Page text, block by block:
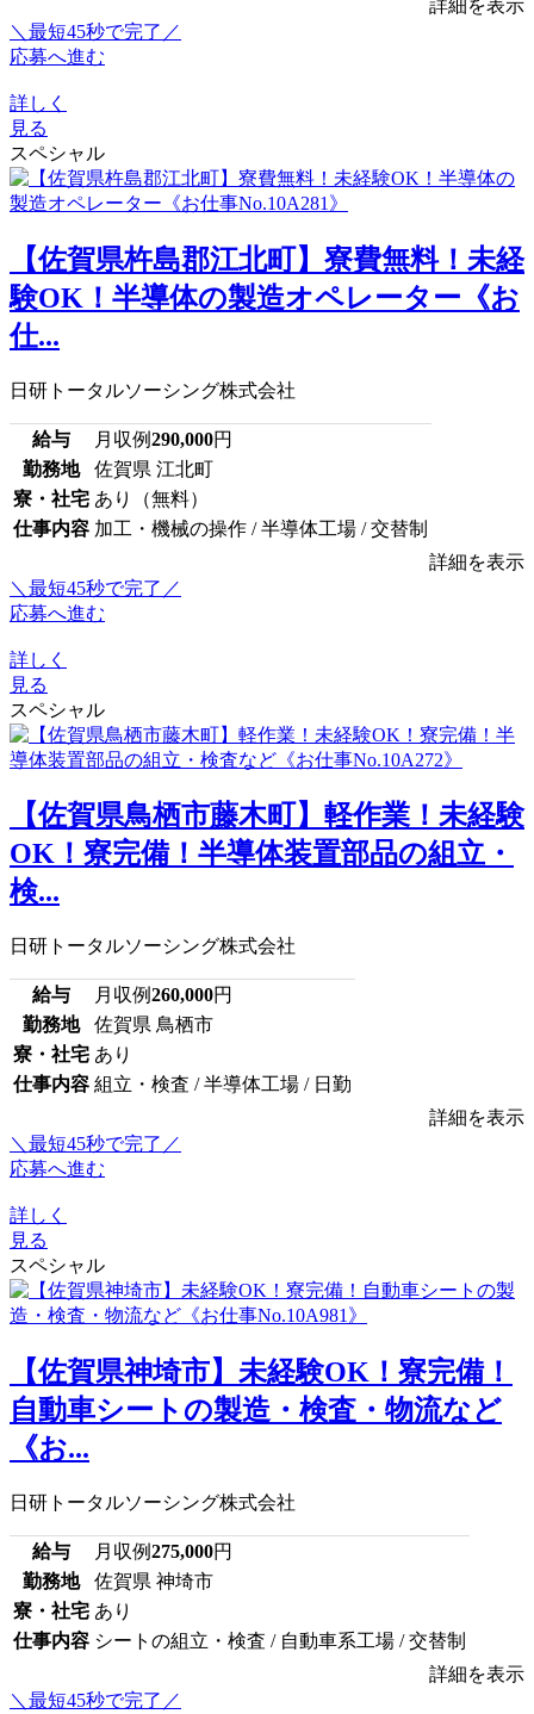
詳細を表示
＼最短45秒で完了／
応募へ進む
詳しく
見る
スペシャル
【佐賀県杵島郡江北町】寮費無料！未経
験OK！半導体の製造オペレーター《お
仕...
日研トータルソーシング株式会社
給与 月収例290,000円
勤務地
佐賀県 江北町
寮・社宅 あり（無料）
仕事内容 加工・機械の操作 / 半導体工場 / 交替制
詳細を表示
＼最短45秒で完了／
応募へ進む
詳しく
見る
スペシャル
【佐賀県鳥栖市藤木町】軽作業！未経験
OK！寮完備！半導体装置部品の組立・
検...
日研トータルソーシング株式会社
給与 月収例260,000円
勤務地
佐賀県 鳥栖市
寮・社宅 あり
仕事内容 組立・検査 / 半導体工場 / 日勤
詳細を表示
＼最短45秒で完了／
応募へ進む
詳しく
見る
スペシャル
【佐賀県神埼市】未経験OK！寮完備！
自動車シートの製造・検査・物流など
《お...
日研トータルソーシング株式会社
給与 月収例275,000円
勤務地
佐賀県 神埼市
寮・社宅 あり
仕事内容 シートの組立・検査 / 自動車系工場 / 交替制
詳細を表示
＼最短45秒で完了／